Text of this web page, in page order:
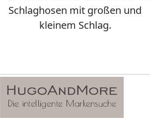
Schlaghosen mit großen und
kleinem Schlag.